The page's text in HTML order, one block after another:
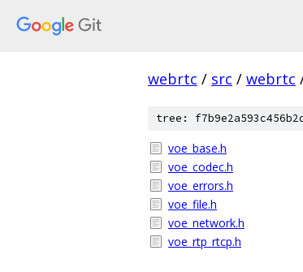
webrtc / src / webrtc
tree:
voe_base.h
voe_codec.h
voe_errors.h
voe_file.h
voe_network.h
voe_rtp_rtcp.h